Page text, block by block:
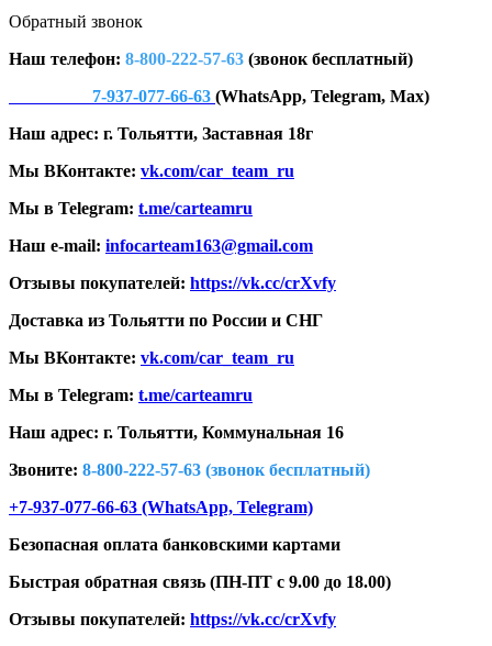
Обратный звонок
Наш телефон: 8-800-222-57-63 (звонок бесплатный)
7-937-077-66-63 (WhatsApp, Telegram, Max)
Наш адрес: г. Тольятти, Заставная 18г
Мы ВКонтакте: vk.com/car_team_ru
Мы в Telegram: t.me/carteamru
Наш e-mail: infocarteam163@gmail.com
Отзывы покупателей: https://vk.cc/crXvfy
Доставка из Тольятти по России и СНГ
Мы ВКонтакте: vk.com/car_team_ru
Мы в Telegram: t.me/carteamru
Наш адрес: г. Тольятти, Коммунальная 16
Звоните: 8-800-222-57-63 (звонок бесплатный)
+7-937-077-66-63 (WhatsApp, Telegram)
Безопасная оплата банковскими картами
Быстрая обратная связь (ПН-ПТ с 9.00 до 18.00)
Отзывы покупателей: https://vk.cc/crXvfy